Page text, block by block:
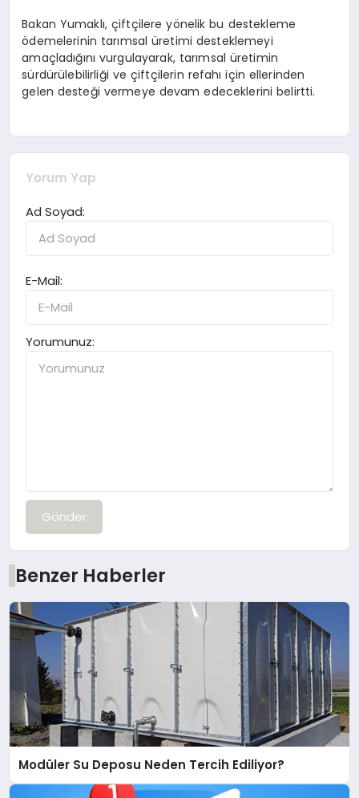
Bakan Yumaklı, çiftçilere yönelik bu destekleme
ödemelerinin tarımsal üretimi desteklemeyi
amaçladığını vurgulayarak, tarımsal üretimin
sürdürülebilirliği ve çiftçilerin refahı için ellerinden
gelen desteği vermeye devam edeceklerini belirtti.
Yorum Yap
Ad Soyad:
E-Mail:
Yorumunuz:
Gönder
Benzer Haberler
Modüler Su Deposu Neden Tercih Ediliyor?